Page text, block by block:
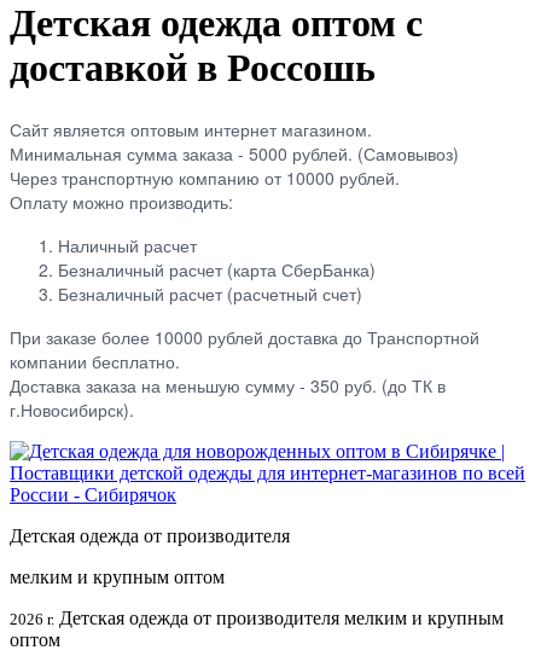
Детская одежда оптом с
доставкой в Россошь
Сайт является оптовым интернет магазином.
Минимальная сумма заказа - 5000 рублей. (Самовывоз)
Через транспортную компанию от 10000 рублей.
Оплату можно производить:
Наличный расчет
Безналичный расчет (карта СберБанка)
Безналичный расчет (расчетный счет)
При заказе более 10000 рублей доставка до Транспортной
компании бесплатно.
Доставка заказа на меньшую сумму - 350 руб. (до ТК в
г.Новосибирск).
Детская одежда от производителя
мелким и крупным оптом
2026 г. Детская одежда от производителя мелким и крупным
оптом